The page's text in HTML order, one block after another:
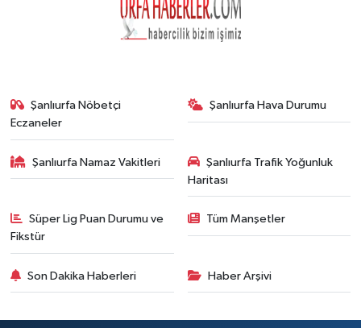
Şanlıurfa Nöbetçi
Eczaneler
Şanlıurfa Hava Durumu
Şanlıurfa Namaz Vakitleri
Şanlıurfa Trafik Yoğunluk
Haritası
Süper Lig Puan Durumu ve
Fikstür
Tüm Manşetler
Son Dakika Haberleri Haber Arşivi